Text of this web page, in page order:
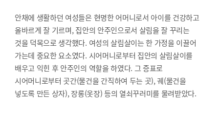
안채에 생활하던 여성들은 현명한 어머니로서 아이를 건강하고
올바르게 잘 기르며, 집안의 안주인으로서 살림을 잘 꾸리는
것을 덕목으로 생각했다. 여성의 살림살이는 한 가정을 이끌어
가는데 중요한 요소였다. 시어머니로부터 집안의 살림살이를
배우고 익힌 후 안주인의 역할을 하였다. 그 증표로
시어머니로부터 곳간(물건을 간직하여 두는 곳), 궤(물건을
넣도록 만든 상자), 장롱(옷장) 등의 열쇠꾸러미를 물려받았다.